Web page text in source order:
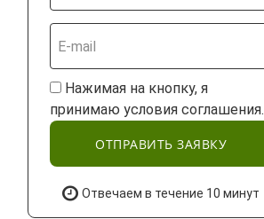
Нажимая на кнопку, я
принимаю условия соглашения.
ОТПРАВИТЬ ЗАЯВКУ
Отвечаем в течение 10 минут